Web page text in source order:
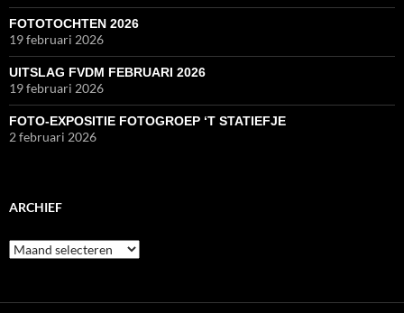
FOTOTOCHTEN 2026
19 februari 2026
UITSLAG FVDM FEBRUARI 2026
19 februari 2026
FOTO-EXPOSITIE FOTOGROEP ‘T STATIEFJE
2 februari 2026
ARCHIEF
Archief